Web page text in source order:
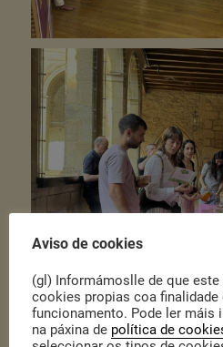
Aviso de cookies
(gl) Informámoslle de que
cookies propias coa finalidade
funcionamento. Pode ler máis
na páxina de política de